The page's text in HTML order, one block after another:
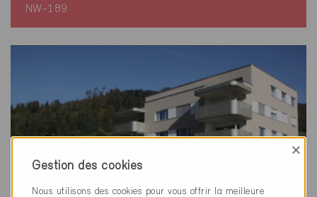
NW-189
Gestion des cookies
×
Nous utilisons des cookies pour vous offrir la meilleure